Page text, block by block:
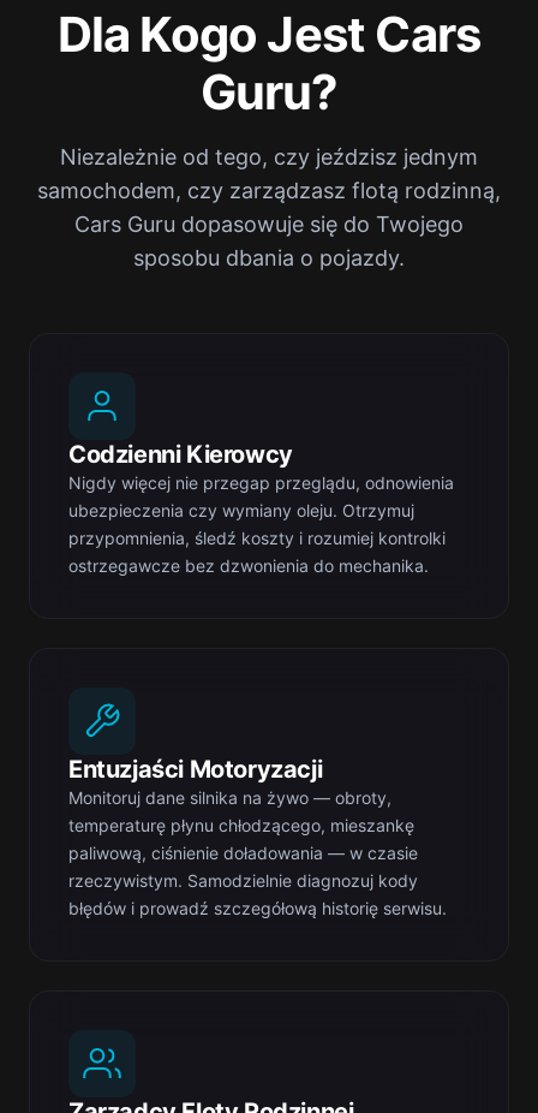
Dla Kogo Jest Cars
Guru?
Niezależnie od tego, czy jeździsz jednym
samochodem, czy zarządzasz flotą rodzinną,
Cars Guru dopasowuje się do Twojego
sposobu dbania o pojazdy.
Codzienni Kierowcy
Nigdy więcej nie przegap przeglądu, odnowienia
ubezpieczenia czy wymiany oleju. Otrzymuj
przypomnienia, śledź koszty i rozumiej kontrolki
ostrzegawcze bez dzwonienia do mechanika.
Entuzjaści Motoryzacji
Monitoruj dane silnika na żywo — obroty,
temperaturę płynu chłodzącego, mieszankę
paliwową, ciśnienie doładowania — w czasie
rzeczywistym. Samodzielnie diagnozuj kody
błędów i prowadź szczegółową historię serwisu.